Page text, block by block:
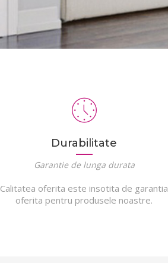
Durabilitate
Garantie de lunga durata
Calitatea oferita este insotita de garantia
oferita pentru produsele noastre.